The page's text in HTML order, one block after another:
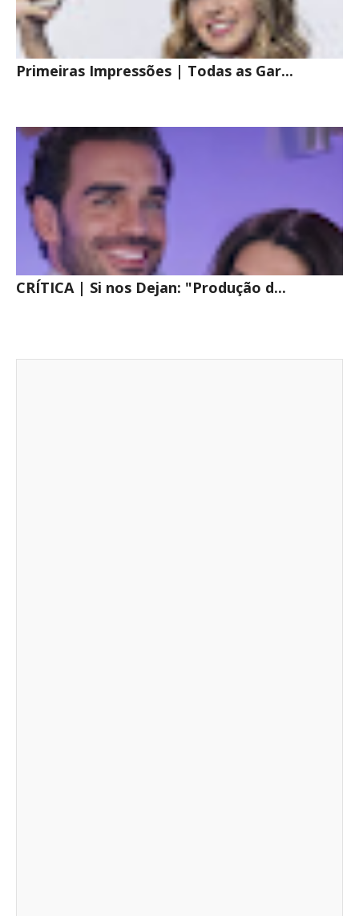
Primeiras Impressões | Todas as Gar...
CRÍTICA | Si nos Dejan: "Produção d...